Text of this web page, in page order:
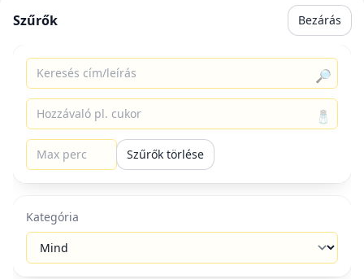
Szűrők Bezárás
🔎
🧂
Szűrők törlése
Kategória
RÓLUNK
receptmegosztó, meleg és
modern köntösben.
Főoldal
•
Magazin
SEGÍTSÉG